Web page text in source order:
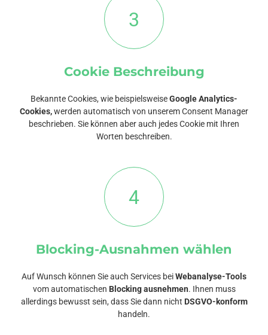
3
Cookie Beschreibung
Bekannte Cookies, wie beispielsweiseGoogle Analytics-
Cookies,werden automatisch von unserem Consent Manager
beschrieben. Sie können aber auch jedes Cookie mit Ihren
Worten beschreiben.
4
Blocking-Ausnahmen wählen
Auf Wunsch können Sie auch Services beiWebanalyse-Tools
vom automatischen Blocking ausnehmen. Ihnen muss
allerdings bewusst sein, dass Sie dann nicht DSGVO-konform
handeln.